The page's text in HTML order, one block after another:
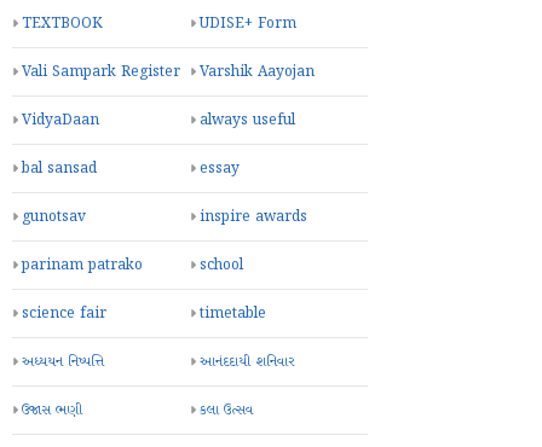
TEXTBOOK UDISE+ Form
Vali Sampark Register Varshik Aayojan
VidyaDaan always useful
bal sansad essay
gunotsav inspire awards
parinam patrako school
science fair timetable
અધ્યયન નિષ્પત્તિ આનંદદાયી શનિવાર
ઉજાસ ભણી કલા ઉત્સવ